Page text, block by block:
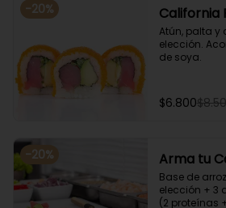
-20% California
Atún, palta y
elección.
de soya.
$6.800
-20% Arma tu
Base de
elección + 3
(2 proteínas